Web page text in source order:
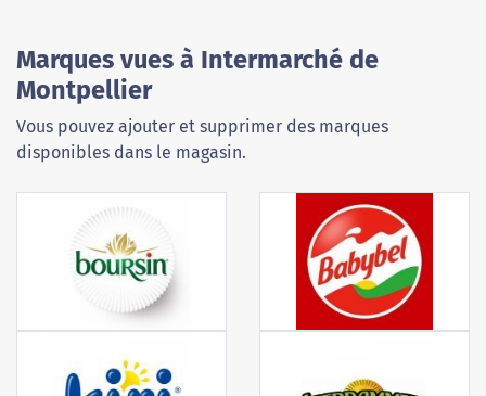
Marques vues à Intermarché de
Montpellier
Vous pouvez ajouter et supprimer des marques
disponibles dans le magasin.